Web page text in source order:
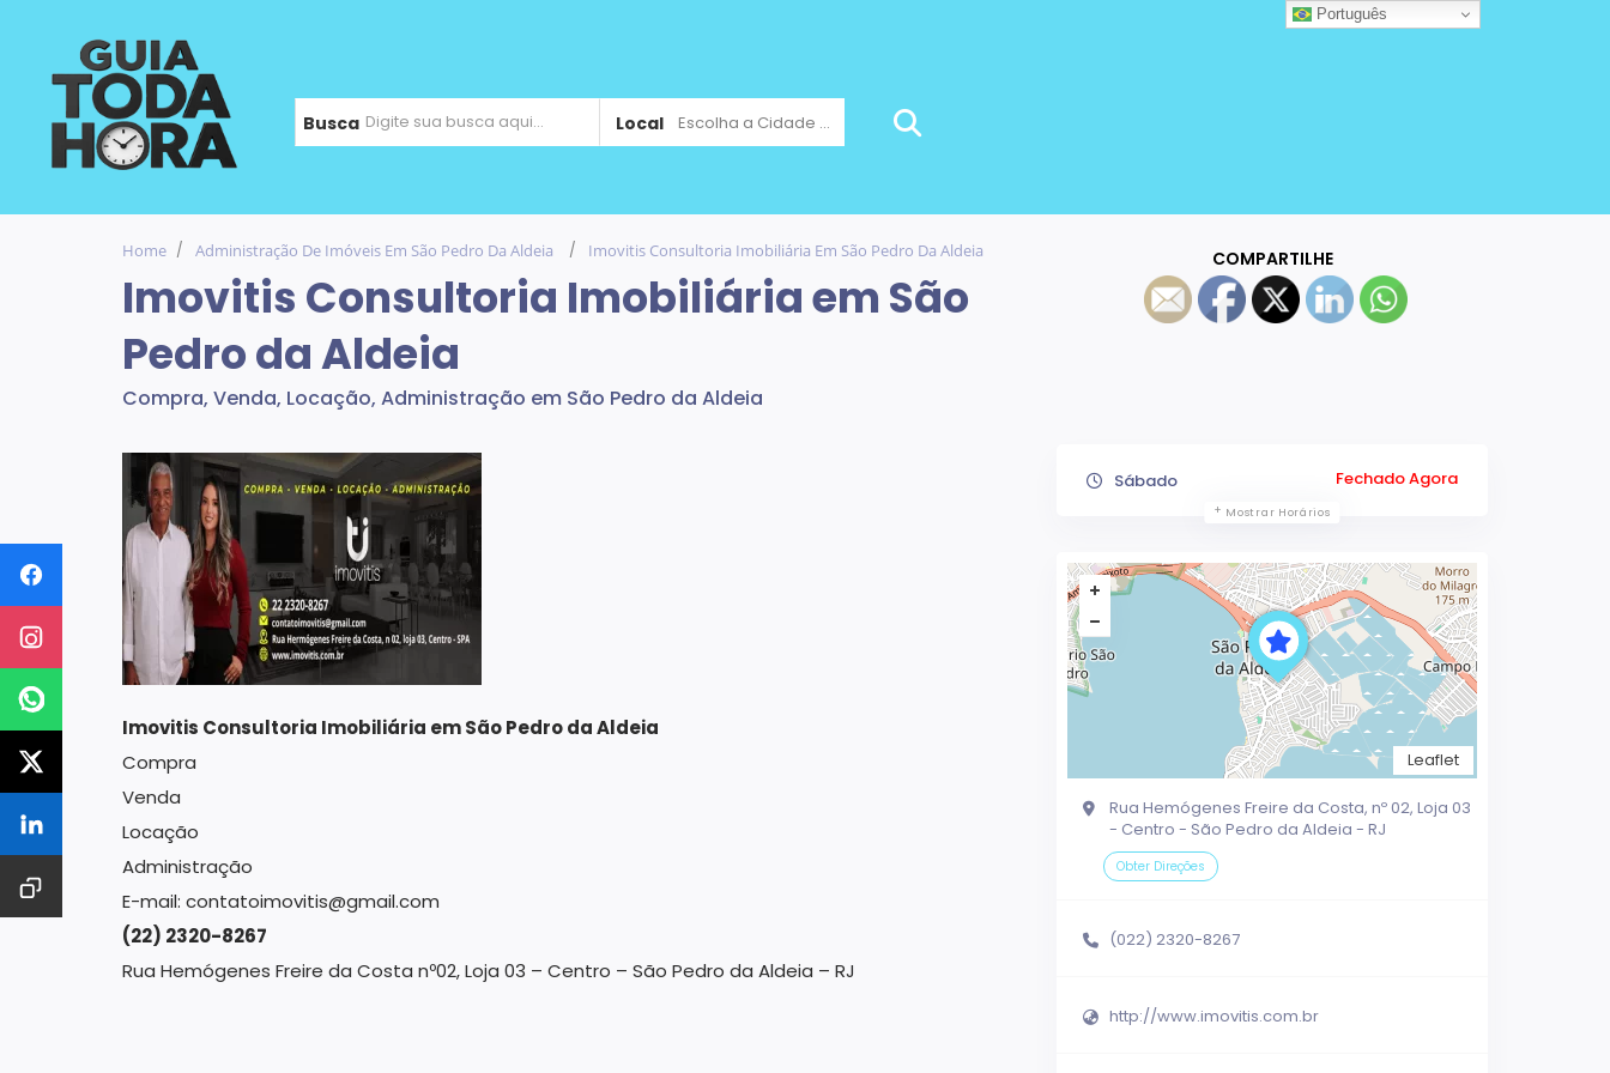
Busca Local Escolha a Cidade ...
Home Administração De Imóveis Em São Pedro Da Aldeia Imovitis Consultoria Imobiliária Em São Pedro Da Aldeia
Imovitis Consultoria Imobiliária em São
Pedro da Aldeia
Compra, Venda, Locação, Administração em São Pedro da Aldeia
COMPARTILHE
Imovitis Consultoria Imobiliária em São Pedro da Aldeia
Compra
Venda
Locação
Administração
E-mail: contatoimovitis@gmail.com
(22) 2320-8267
Rua Hemógenes Freire da Costa nº02, Loja 03 – Centro – São Pedro da Aldeia – RJ
Sábado Fechado Agora
Mostrar Horários
Leaflet
Rua Hemógenes Freire da Costa, nº 02, Loja 03
- Centro - São Pedro da Aldeia - RJ
Obter Direções
(022) 2320-8267
http://www.imovitis.com.br
Português